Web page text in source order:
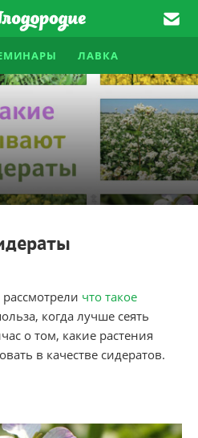
ЛАВКА
что такое
когда лучше сеять
о том, какие растения
в качестве сидератов.